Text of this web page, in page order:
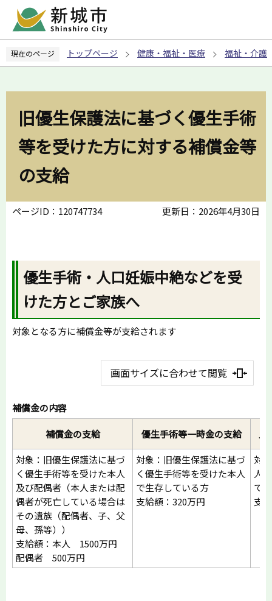
ペ
の
現在のページ トップページ 健康・福祉・医療 福祉・介護
旧優生保護法に基づく優生手術
等を受けた方に対する補償金等
の支給
ページID：120747734 更新日：2026年4月30日
優生手術・人口妊娠中絶などを受
けた方とご家族へ
対象となる方に補償金等が支給されます
画面サイズに合わせて閲覧
補償金の内容
補償金の支給 優生手術等一時金の支給
対象：旧優生保護法に基づ
く優生手術等を受けた本人
及び配偶者（本人または配
偶者が死亡している場合は
その遺族（配偶者、子、父
母、孫等））
支給額：本人 1500万円
配偶者 500万円
対象：旧優生保護法に基づ
く優生手術等を受けた本人
で生存している方
支給額：320万円
対
人
で
支